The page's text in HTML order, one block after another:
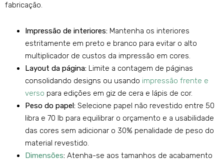
fabricação.
Impressão de interiores: Mantenha os interiores
estritamente em preto e branco para evitar o alto
multiplicador de custos da impressão em cores.
Layout da página: Limite a contagem de páginas
consolidando designs ou usando impressão frente e
verso para edições em giz de cera e lápis de cor.
Peso do papel: Selecione papel não revestido entre 50
libra e 70 lb para equilibrar o orçamento e a usabilidade
das cores sem adicionar o 30% penalidade de peso do
material revestido.
Dimensões: Atenha-se aos tamanhos de acabamento